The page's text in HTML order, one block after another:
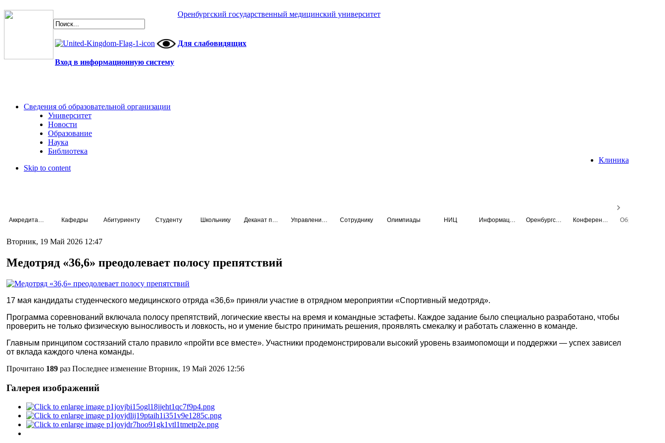
Оренбургский государственный медицинский университет
Для слабовидящих
Вход в информационную систему
Сведения об образовательной организации
Университет
Новости
Образование
Наука
Библиотека
Клиника
Skip to content
Кафедры Абитуриенту Студенту Школьнику Сотруднику Олимпиады НИЦ
Вторник, 19 Май 2026 12:47
Медотряд «36,6» преодолевает полосу препятствий
17 мая кандидаты студенческого медицинского отряда «36,6» приняли участие в отрядном мероприятии «Спортивный медотряд».
Программа соревнований включала полосу препятствий, логические квесты на время и командные эстафеты. Каждое задание было специально разработано, чтобы
проверить не только физическую выносливость и ловкость, но и умение быстро принимать решения, проявлять смекалку и работать слаженно в команде.
Главным принципом состязаний стало правило «пройти все вместе». Участники продемонстрировали высокий уровень взаимопомощи и поддержки — успех зависел
от вклада каждого члена команды.
Прочитано 189 раз Последнее изменение Вторник, 19 Май 2026 12:56
Галерея изображений